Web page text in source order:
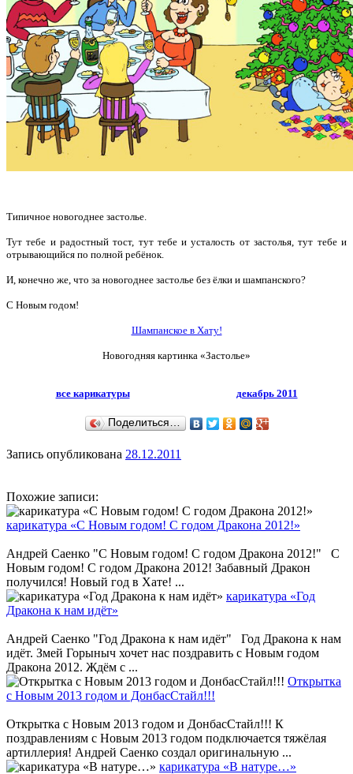
Типичное новогоднее застолье.
Тут тебе и радостный тост, тут тебе и усталость от застолья, тут тебе и
отрывающийся по полной ребёнок.
И, конечно же, что за новогоднее застолье без ёлки и шампанского?
С Новым годом!
Шампанское в Хату!
Новогодняя картинка «Застолье»
все карикатуры декабрь 2011
Поделиться…
Запись опубликована 28.12.2011
Похожие записи:
карикатура «С Новым годом! С годом Дракона 2012!»
Андрей Саенко "С Новым годом! С годом Дракона 2012!" С
Новым годом! С годом Дракона 2012! Забавный Дракон
получился! Новый год в Хате! ...
карикатура «Год
Дракона к нам идёт»
Андрей Саенко "Год Дракона к нам идёт" Год Дракона к нам
идёт. Змей Горыныч хочет нас поздравить с Новым годом
Дракона 2012. Ждём с ...
Открытка
с Новым 2013 годом и ДонбасСтайл!!!
Открытка с Новым 2013 годом и ДонбасСтайл!!! К
поздравлениям с Новым 2013 годом подключается тяжёлая
артиллерия! Андрей Саенко создал оригинальную ...
карикатура «В натуре…»